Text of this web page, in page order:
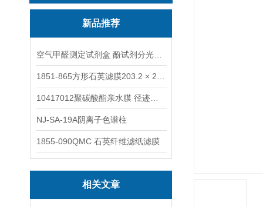
新品推荐
NJ-SA-19A阴离子色谱柱
1855-090QMC 石英纤维滤纸滤膜
相关文章